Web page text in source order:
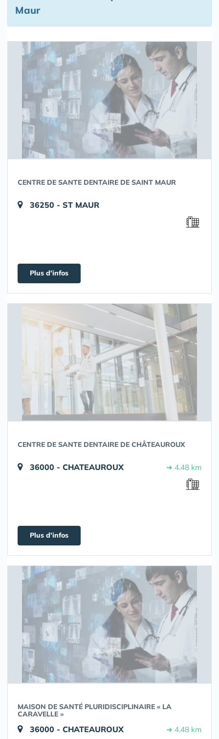
Maur
CENTRE DE SANTE DENTAIRE DE SAINT MAUR
36250 - ST MAUR
Plus d'infos
CENTRE DE SANTE DENTAIRE DE CHÂTEAUROUX
36000 - CHATEAUROUX ➔ 4.48 km
Plus d'infos
MAISON DE SANTÉ PLURIDISCIPLINAIRE « LA
CARAVELLE »
36000 - CHATEAUROUX ➔ 4.48 km